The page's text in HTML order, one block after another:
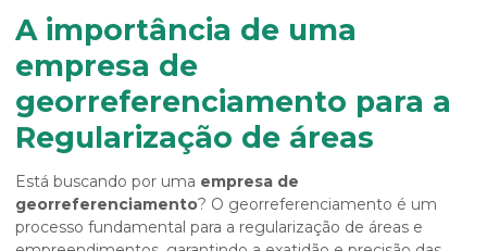
A importância de uma
empresa de
georreferenciamento para a
Regularização de áreas
Está buscando por uma empresa de
georreferenciamento? O georreferenciamento é um
processo fundamental para a regularização de áreas e